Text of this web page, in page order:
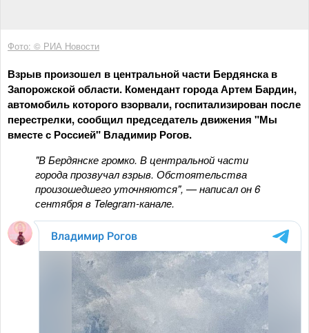
Фото: © РИА Новости
Взрыв произошел в центральной части Бердянска в
Запорожской области. Комендант города Артем Бардин,
автомобиль которого взорвали, госпитализирован после
перестрелки, сообщил председатель движения "Мы
вместе с Россией" Владимир Рогов.
"В Бердянске громко. В центральной части
города прозвучал взрыв. Обстоятельства
произошедшего уточняются", — написал он 6
сентября в Telegram-канале.